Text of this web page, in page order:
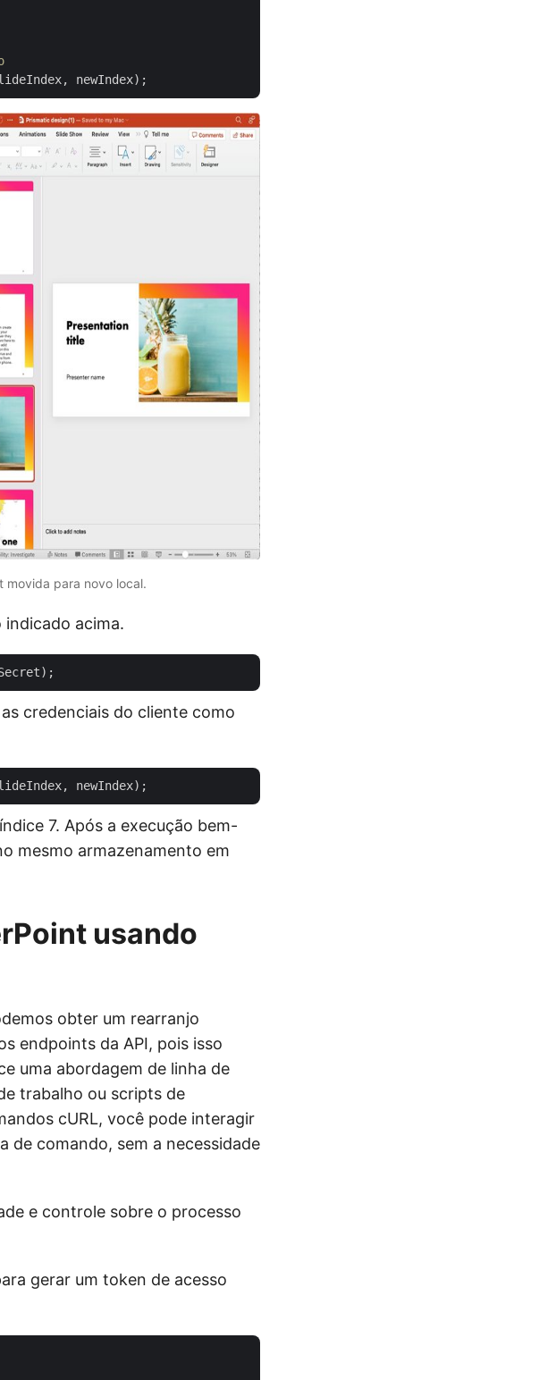
movida para novo local.
acima.
credenciais do cliente como
7. Após a execução bem-
mesmo armazenamento em
usando
obter um rearranjo
endpoints da API, pois isso
uma abordagem de linha de
trabalho ou scripts de
cURL, você pode interagir
de comando, sem a necessidade
e controle sobre o processo
gerar um token de acesso